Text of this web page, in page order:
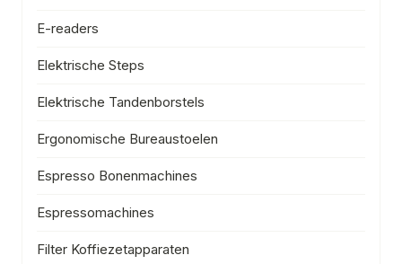
E-readers
Elektrische Steps
Elektrische Tandenborstels
Ergonomische Bureaustoelen
Espresso Bonenmachines
Espressomachines
Filter Koffiezetapparaten